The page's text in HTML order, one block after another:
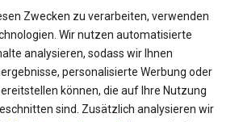
Zwecken zu verarbeiten, verwenden
Wir nutzen automatisierte
analysieren, sodass wir Ihnen
personalisierte Werbung oder
können, die auf Ihre Nutzung
sind. Zusätzlich analysieren wir